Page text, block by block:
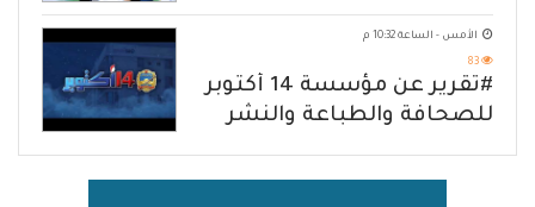
يكشف حصار الحوثي للشعب
الأمس - الساعة 10:32 م
83
#تقرير عن مؤسسة 14 أكتوبر
للصحافة والطباعة والنشر